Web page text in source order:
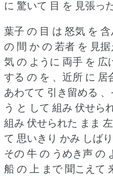
に 驚いて 目 を 見張った
葉子 の 目 は 怒気 を
の 間 か の 若者 を 見据
気 の ように 両手 を 広
する の を 、近所 に 居
あわてて 引き留める
う と して 組み 伏せら
組み 伏せられた まま
て 思いきり かみ しば
その 牛 の うめき声 の
船 の 上 まで 聞こえて